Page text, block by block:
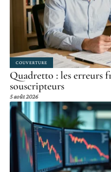
COUVERTURE
Quadretto : les erreurs
souscripteurs
5 août 2026